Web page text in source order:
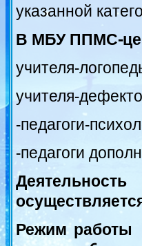
указанной
В МБУ ППМС-
учителя-
учителя-
-педагоги-
-педагоги
Режим работы